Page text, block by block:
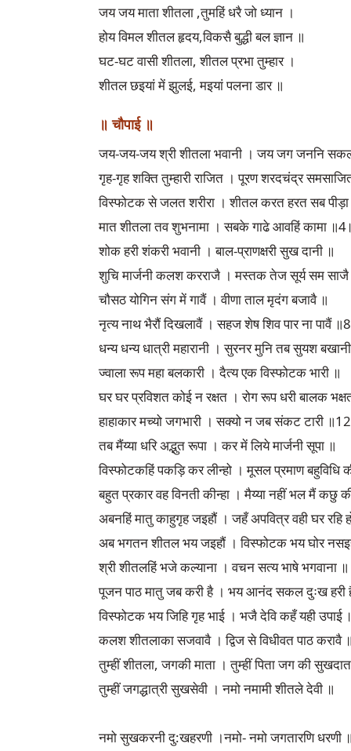
जय जय माता शीतला ,तुमहिं धरै जो ध्यान ।
होय विमल शीतल हृदय,विकसै बुद्धी बल ज्ञान ॥
घट-घट वासी शीतला, शीतल प्रभा तुम्हार ।
शीतल छइयां में झुलई, मइयां पलना डार ॥
॥ चौपाई ॥
जय-जय-जय श्री शीतला भवानी । जय जग जननि
गृह-गृह शक्ति तुम्हारी राजित । पूरण शरदचंद्र
विस्फोटक से जलत शरीरा । शीतल करत हरत सब
मात शीतला तव शुभनामा । सबके गाढे आवहिं कामा
शोक हरी शंकरी भवानी । बाल-प्राणक्षरी सुख दानी ॥
शुचि मार्जनी कलश करराजै । मस्तक तेज सूर्य सम
चौसठ योगिन संग में गावैं । वीणा ताल मृदंग बजावै ॥
नृत्य नाथ भैरौं दिखलावैं । सहज शेष शिव पार ना पावैं
धन्य धन्य धात्री महारानी । सुरनर मुनि तब सुयश
ज्वाला रूप महा बलकारी । दैत्य एक विस्फोटक भारी ॥
घर घर प्रविशत कोई न रक्षत । रोग रूप धरी बालक
हाहाकार मच्यो जगभारी । सक्यो न जब संकट टारी
तब मैंय्या धरि अद्भुत रूपा । कर में लिये मार्जनी सूपा ॥
विस्फोटकहिं पकड़ि कर लीन्हो । मूसल प्रमाण बहुविधि
बहुत प्रकार वह विनती कीन्हा । मैय्या नहीं भल मैं कछु
अबनहिं मातु काहुगृह जइहौं । जहँ अपवित्र वही घर रहि
अब भगतन शीतल भय जइहौं । विस्फोटक भय घोर
श्री शीतलहिं भजे कल्याना । वचन सत्य भाषे भगवाना ॥
पूजन पाठ मातु जब करी है । भय आनंद सकल दुःख हरी
विस्फोटक भय जिहि गृह भाई । भजै देवि कहँ यही उपाई
कलश शीतलाका सजवावै । द्विज से विधीवत पाठ करावै ॥
तुम्हीं शीतला, जगकी माता । तुम्हीं पिता जग की
तुम्हीं जगद्धात्री सुखसेवी । नमो नमामी शीतले देवी ॥
नमो सुखकरनी दु:खहरणी ।नमो- नमो जगतारणि धरणी